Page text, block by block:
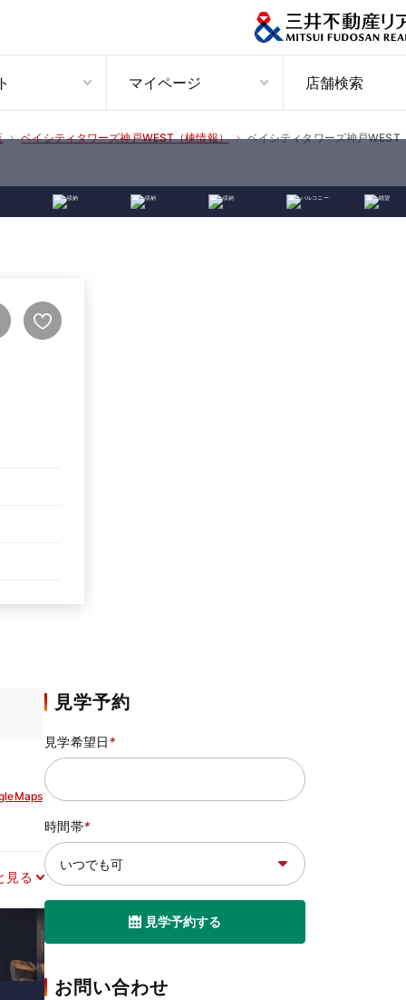
マイページ 店舗検索
ベイシティタワーズ神戸WEST（棟情報） ベイシティタワーズ神戸WEST
見る
見学予約
見学希望日*
時間帯*
見学予約する
お問い合わせ